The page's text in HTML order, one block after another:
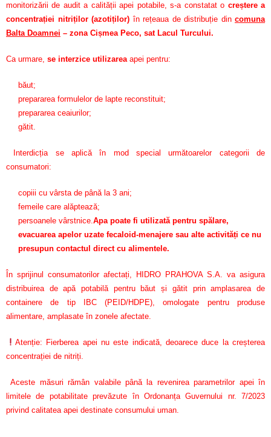
monitorizării de audit a calității apei potabile, s-a constatat o creștere a
concentrației nitriților (azotiților) în rețeaua de distribuție din comuna
Balta Doamnei – zona Cișmea Peco, sat Lacul Turcului.
Ca urmare, se interzice utilizareaapei pentru:
băut;
prepararea formulelor de lapte reconstituit;
prepararea ceaiurilor;
gătit.
Interdicția se aplică în mod special următoarelor categorii de
consumatori:
copiii cu vârsta de până la 3 ani;
femeile care alăptează;
persoanele vârstnice.Apa poate fi utilizată pentru spălare,
evacuarea apelor uzate fecaloid-menajere sau alte activități ce nu
presupun contactul direct cu alimentele.
În sprijinul consumatorilor afectați, HIDRO PRAHOVA S.A. va asigura
distribuirea de apă potabilă pentru băut și gătit prin amplasarea de
containere de tip IBC (PEID/HDPE), omologate pentru produse
alimentare, amplasate în zonele afectate.
Atenție: Fierberea apei nu este indicată, deoarece duce la creșterea
concentrației de nitriți.
Aceste măsuri rămân valabile până la revenirea parametrilor apei în
limitele de potabilitate prevăzute în Ordonanța Guvernului nr. 7/2023
privind calitatea apei destinate consumului uman.